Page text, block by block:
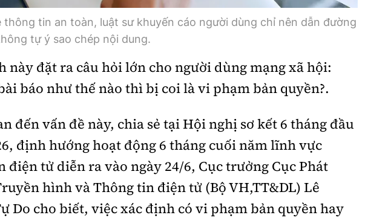
thông tin an toàn, luật sư khuyến cáo người dùng chỉ nên dẫn đường
tự ý sao chép nội dung.
này đặt ra câu hỏi lớn cho người dùng mạng xã hội:
báo như thế nào thì bị coi là vi phạm bản quyền?.
đến vấn đề này, chia sẻ tại Hội nghị sơ kết 6 tháng đầu
định hướng hoạt động 6 tháng cuối năm lĩnh vực
điện tử diễn ra vào ngày 24/6, Cục trưởng Cục Phát
hình và Thông tin điện tử (Bộ VH,TT&DL) Lê
Do cho biết, việc xác định có vi phạm bản quyền hay